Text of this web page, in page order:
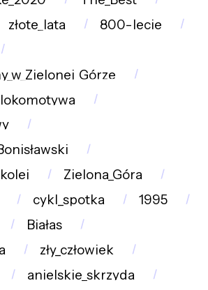
złote_lata
800-lecie
lokomotywa
Zielona_Góra
cykl_spotka
1995
Białas
zły_człowiek
anielskie_skrzyda